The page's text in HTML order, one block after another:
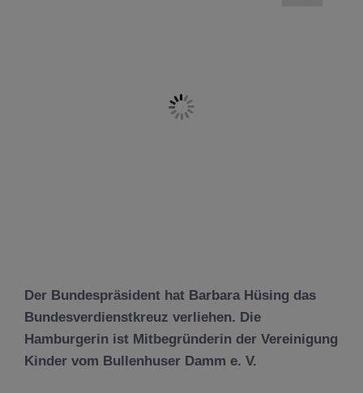
Der Bundespräsident hat Barbara Hüsing das
Bundesverdienstkreuz verliehen. Die
Hamburgerin ist Mitbegründerin der Vereinigung
Kinder vom Bullenhuser Damm e. V.